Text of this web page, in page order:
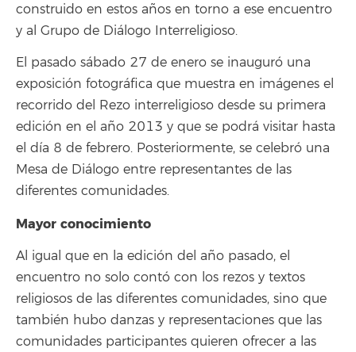
construido en estos años en torno a ese encuentro
y al Grupo de Diálogo Interreligioso.
El pasado sábado 27 de enero se inauguró una
exposición fotográfica que muestra en imágenes el
recorrido del Rezo interreligioso desde su primera
edición en el año 2013 y que se podrá visitar hasta
el día 8 de febrero. Posteriormente, se celebró una
Mesa de Diálogo entre representantes de las
diferentes comunidades.
Mayor conocimiento
Al igual que en la edición del año pasado, el
encuentro no solo contó con los rezos y textos
religiosos de las diferentes comunidades, sino que
también hubo danzas y representaciones que las
comunidades participantes quieren ofrecer a las